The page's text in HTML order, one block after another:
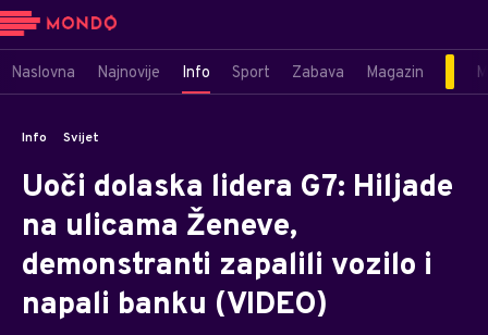
Naslovna Najnovije Info Sport Zabava Magazin
Info Svijet
Uoči dolaska lidera G7: Hiljade
na ulicama Ženeve,
demonstranti zapalili vozilo i
napali banku (VIDEO)